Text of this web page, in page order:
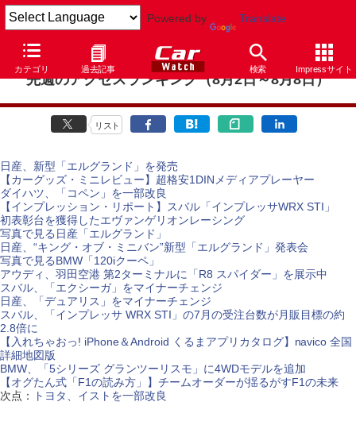
Powered by Translate
カテゴリ 過去記事 検索 Impressサイト
先週のアクセスランキング（8月2日～8月8日）
リスト
日産、新型「エルグランド」を発売
【カーグッズ・ミニレビュー】超格安1DINメディアプレーヤー
ダイハツ、「コペン」を一部改良
【インプレッション・リポート】スバル「インプレッサWRX STI」
初表彰台を獲得したエヴァンゲリオンレーシング
写真で見る日産「エルグランド」
日産、“キング・オブ・ミニバン”新型「エルグランド」発表会
写真で見るBMW「120iクーペ」
アウディ、羽田空港 第2ターミナルに「R8 スパイダー」を展示中
スバル、「エクシーガ」をマイナーチェンジ
日産、「デュアリス」をマイナーチェンジ
スバル、「インプレッサ WRX STI」の7月の受注台数が月販目標の約
2.8倍に
【入れちゃおっ! iPhone＆Android くるまアプリカタログ】navico 全国
詳細地図版
BMW、「5シリーズ グランツーリスモ」に4WDモデルを追加
【オグたん式「F1の読み方」】チームオーダーが揺るがすF1の未来
次点：
トヨタ、イストを一部改良